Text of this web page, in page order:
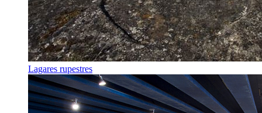
Lagares rupestres